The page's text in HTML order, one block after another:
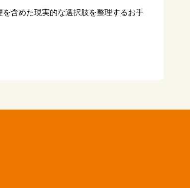
含めた現実的な選択肢を整理するお手